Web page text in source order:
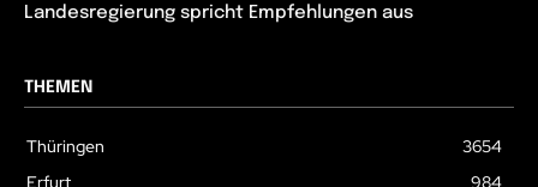
Landesregierung spricht Empfehlungen aus
THEMEN
Thüringen
3654
Erfurt
984